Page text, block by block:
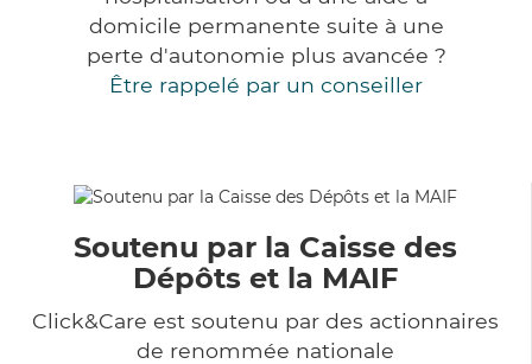
domicile permanente suite à une
perte d'autonomie plus avancée ?
Être rappelé par un conseiller
Soutenu par la Caisse des
Dépôts et la MAIF
Click&Care est soutenu par des actionnaires
de renommée nationale